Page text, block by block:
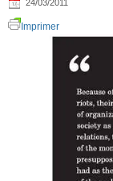
24/03/2011
Imprimer